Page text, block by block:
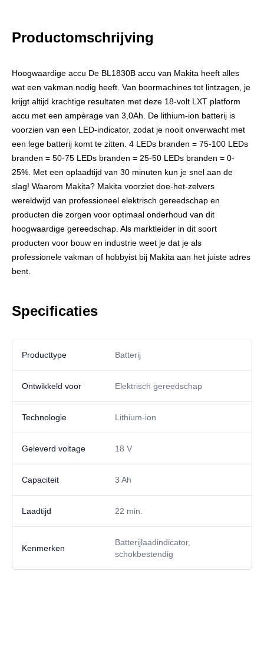
Productomschrijving
Hoogwaardige accu De BL1830B accu van Makita heeft alles
wat een vakman nodig heeft. Van boormachines tot lintzagen, je
krijgt altijd krachtige resultaten met deze 18-volt LXT platform
accu met een ampèrage van 3,0Ah. De lithium-ion batterij is
voorzien van een LED-indicator, zodat je nooit onverwacht met
een lege batterij komt te zitten. 4 LEDs branden = 75-100 LEDs
branden = 50-75 LEDs branden = 25-50 LEDs branden = 0-
25%. Met een oplaadtijd van 30 minuten kun je snel aan de
slag! Waarom Makita? Makita voorziet doe-het-zelvers
wereldwijd van professioneel elektrisch gereedschap en
producten die zorgen voor optimaal onderhoud van dit
hoogwaardige gereedschap. Als marktleider in dit soort
producten voor bouw en industrie weet je dat je als
professionele vakman of hobbyist bij Makita aan het juiste adres
bent.
Specificaties
Producttype Batterij
Ontwikkeld voor Elektrisch gereedschap
Technologie Lithium-ion
Geleverd voltage 18 V
Capaciteit 3 Ah
Laadtijd 22 min.
Kenmerken
Batterijlaadindicator,
schokbestendig